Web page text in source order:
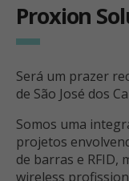
Proxion
Será um prazer
de São José dos
Somos uma
projetos
de barras e RFID,
wireless